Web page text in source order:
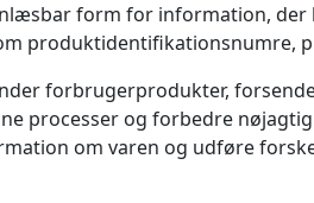
form for information,
produktidentifikationsnumre,
forbrugerprodukter,
processer og forbedre
om varen og udføre